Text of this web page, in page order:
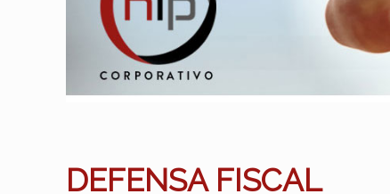
DEFENSA FISCAL